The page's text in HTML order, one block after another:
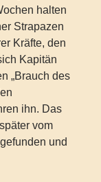
halten
Strapazen
Kräfte, den
Kapitän
„Brauch des
ihn. Das
vom
und